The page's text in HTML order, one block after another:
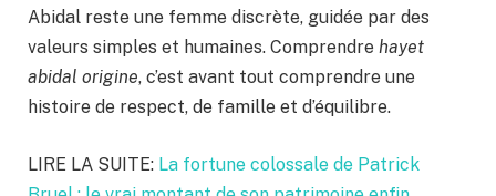
Abidal reste une femme discrète, guidée par des
valeurs simples et humaines. Comprendre hayet
abidal origine, c’est avant tout comprendre une
histoire de respect, de famille et d’équilibre.
LIRE LA SUITE: La fortune colossale de Patrick